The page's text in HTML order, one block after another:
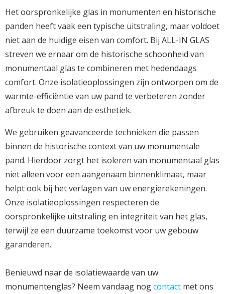
Het oorspronkelijke glas in monumenten en historische
panden heeft vaak een typische uitstraling, maar voldoet
niet aan de huidige eisen van comfort. Bij ALL-IN GLAS
streven we ernaar om de historische schoonheid van
monumentaal glas te combineren met hedendaags
comfort. Onze isolatieoplossingen zijn ontworpen om de
warmte-efficiëntie van uw pand te verbeteren zonder
afbreuk te doen aan de esthetiek.
We gebruiken geavanceerde technieken die passen
binnen de historische context van uw monumentale
pand. Hierdoor zorgt het isoleren van monumentaal glas
niet alleen voor een aangenaam binnenklimaat, maar
helpt ook bij het verlagen van uw energierekeningen.
Onze isolatieoplossingen respecteren de
oorspronkelijke uitstraling en integriteit van het glas,
terwijl ze een duurzame toekomst voor uw gebouw
garanderen.
Benieuwd naar de isolatiewaarde van uw
monumentenglas? Neem vandaag nogcontact met ons